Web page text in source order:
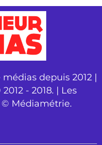
depuis 2012 |
- 2018. | Les
© Médiamétrie.